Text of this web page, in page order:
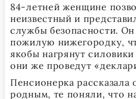
84-летней женщине
неизвестный и
службы безопасности.
пожилую нижегородку,
якобы нагрянут
они же проведут
Пенсионерка рассказала
родным, те поняли, что